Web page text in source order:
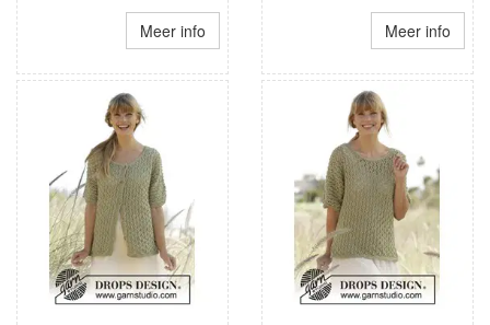
Meer info Meer info